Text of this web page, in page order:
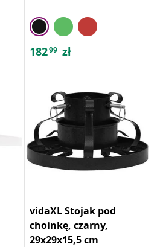
18299 zł
vidaXL Stojak pod
choinkę, czarny,
29x29x15,5 cm